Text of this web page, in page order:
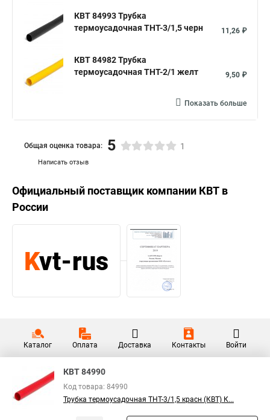
КВТ 84993 Трубка
термоусадочная ТНТ-3/1,5 черн
11,26 ₽
КВТ 84982 Трубка
термоусадочная ТНТ-2/1 желт
9,50 ₽
Показать больше
Написать отзыв
Общая оценка товара: 5 1
Официальный поставщик компании КВТ в
России
Каталог Оплата Доставка Контакты Войти
КВТ 84990
Код товара: 84990
Трубка термоусадочная ТНТ-3/1,5 красн (КВТ) К...